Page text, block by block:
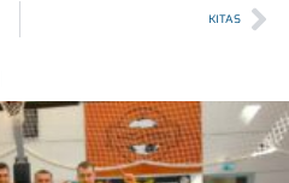
KITAS